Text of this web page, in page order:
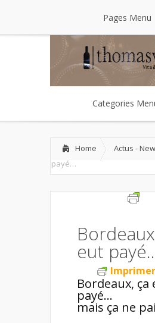
Pages Menu
Categories
Home Actus -
payé…
eut
Bordeaux, ça
payé…
mais ça ne